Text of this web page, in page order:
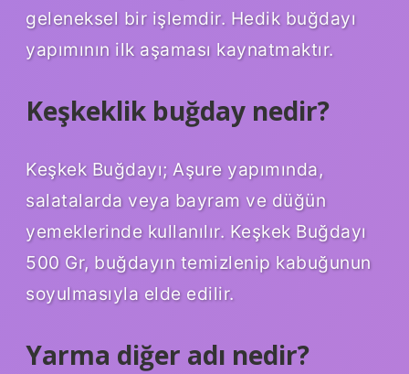
geleneksel bir işlemdir. Hedik buğdayı
yapımının ilk aşaması kaynatmaktır.
Keşkeklik buğday nedir?
Keşkek Buğdayı; Aşure yapımında,
salatalarda veya bayram ve düğün
yemeklerinde kullanılır. Keşkek Buğdayı
500 Gr, buğdayın temizlenip kabuğunun
soyulmasıyla elde edilir.
Yarma diğer adı nedir?